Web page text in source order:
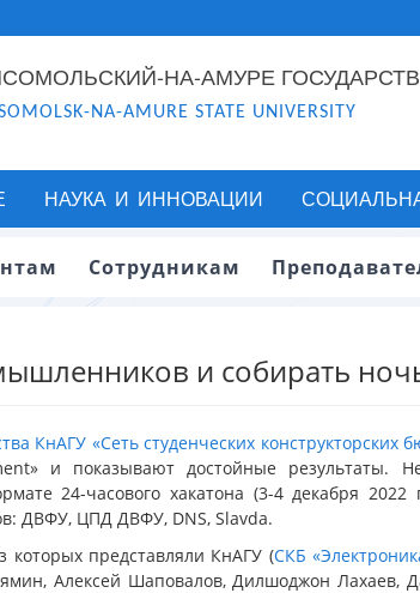
НА-АМУРЕ
NA-AMURE STATE UNIVERSITY
НАУКА И ИННОВАЦИИ
Сотрудникам
и собирать
КнАГУ «Сеть студенческих конструкторских
и показывают достойные
24-часового хакатона (3-4 декабря
ДВФУ, ЦПД ДВФУ, DNS, Slavda.
которых представляли КнАГУ (СКБ
Алексей Шаповалов, Дилшоджон Лахаев,